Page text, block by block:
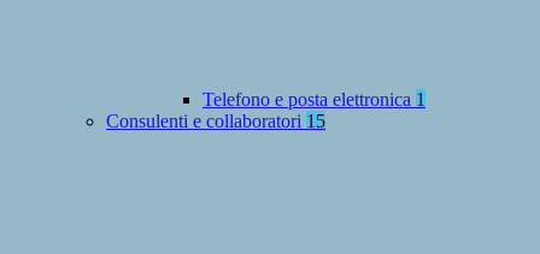
Telefono e posta elettronica 1
Consulenti e collaboratori 15